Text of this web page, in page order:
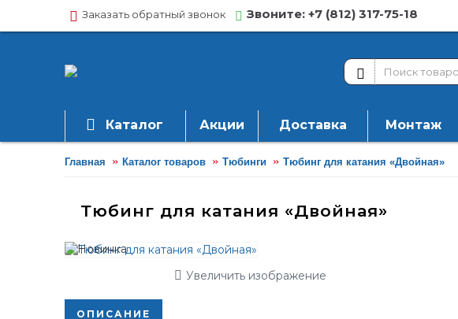
Заказать обратный звонок Звоните: +7 (812) 317-75-18
Каталог Акции Доставка Монтаж
Главная Каталог товаров Тюбинги Тюбинг для катания «Двойная»
Тюбинг для катания «Двойная»
Увеличить изображение
ОПИСАНИЕ